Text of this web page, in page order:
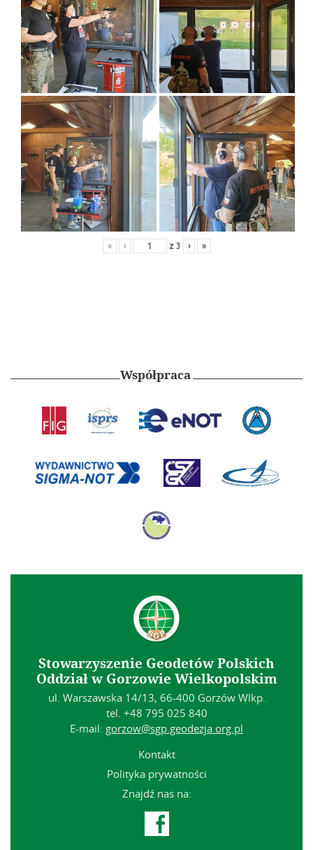
« ‹ z 3 › »
Współpraca
Stowarzyszenie Geodetów Polskich
Oddział w Gorzowie Wielkopolskim
ul. Warszawska 14/13, 66-400 Gorzów Wlkp.
tel. +48 795 025 840
E-mail: gorzow@sgp.geodezja.org.pl
Kontakt
Polityka prywatności
Znajdź nas na:
